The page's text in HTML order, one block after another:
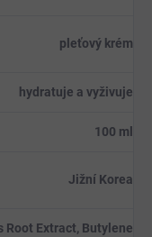
pleťový krém
hydratuje a vyživuje
100 ml
Jižní Korea
Root Extract, Butylene